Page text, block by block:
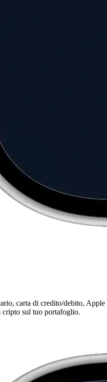
carta di credito/debito, Apple
cripto sul tuo portafoglio.